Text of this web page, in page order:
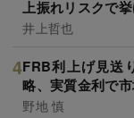
上振れリスクで
井上哲也
FRB利上げ見送
略、実質金利で
野地 慎